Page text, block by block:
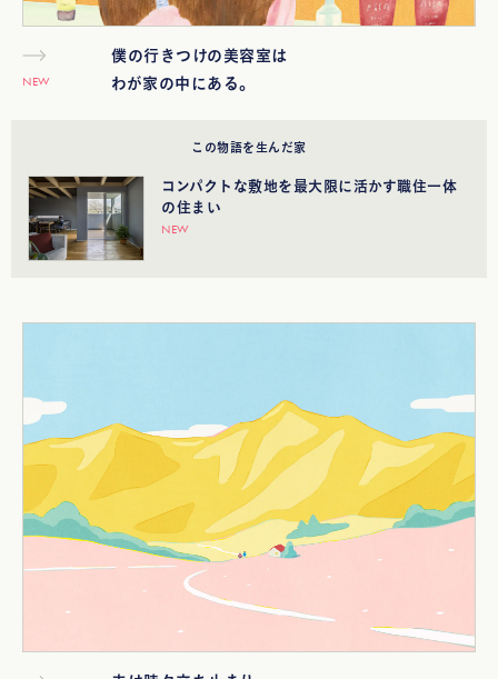
NEW
僕の行きつけの美容室は
わが家の中にある。
この物語を生んだ家
コンパクトな敷地を最大限に活かす職住一体
の住まい
NEW